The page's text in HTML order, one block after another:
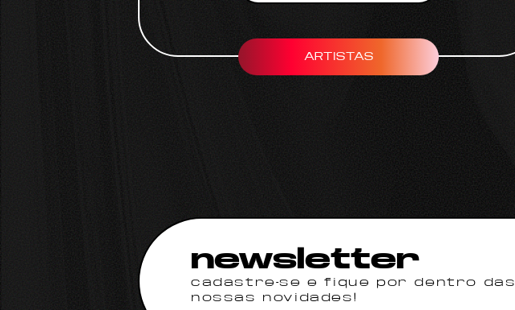
ARTISTAS
newsletter
cadastre-se e fique por dentro das
nossas novidades!